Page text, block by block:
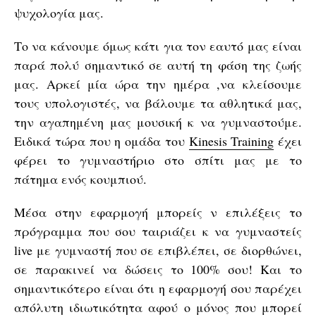
ψυχολογία μας.
Το να κάνουμε όμως κάτι για τον εαυτό μας είναι
παρά πολύ σημαντικό σε αυτή τη φάση της ζωής
μας. Αρκεί μία ώρα την ημέρα ,να κλείσουμε
τους υπολογιστές, να βάλουμε τα αθλητικά μας,
την αγαπημένη μας μουσική κ να γυμναστούμε.
Ειδικά τώρα που η ομάδα του Kinesis Training έχει
φέρει το γυμναστήριο στο σπίτι μας με το
πάτημα ενός κουμπιού.
Μέσα στην εφαρμογή μπορείς ν επιλέξεις το
πρόγραμμα που σου ταιριάζει κ να γυμναστείς
live με γυμναστή που σε επιβλέπει, σε διορθώνει,
σε παρακινεί να δώσεις το 100% σου! Και το
σημαντικότερο είναι ότι η εφαρμογή σου παρέχει
απόλυτη ιδιωτικότητα αφού ο μόνος που μπορεί